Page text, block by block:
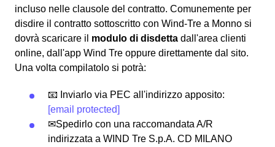
incluso nelle clausole del contratto. Comunemente per
disdire il contratto sottoscritto con Wind-Tre a Monno si
dovrà scaricare il modulo di disdetta dall'area clienti
online, dall'app Wind Tre oppure direttamente dal sito.
Una volta compilatolo si potrà:
📧 Inviarlo via PEC all'indirizzo apposito:
[email protected]
✉Spedirlo con una raccomandata A/R
indirizzata a WIND Tre S.p.A. CD MILANO